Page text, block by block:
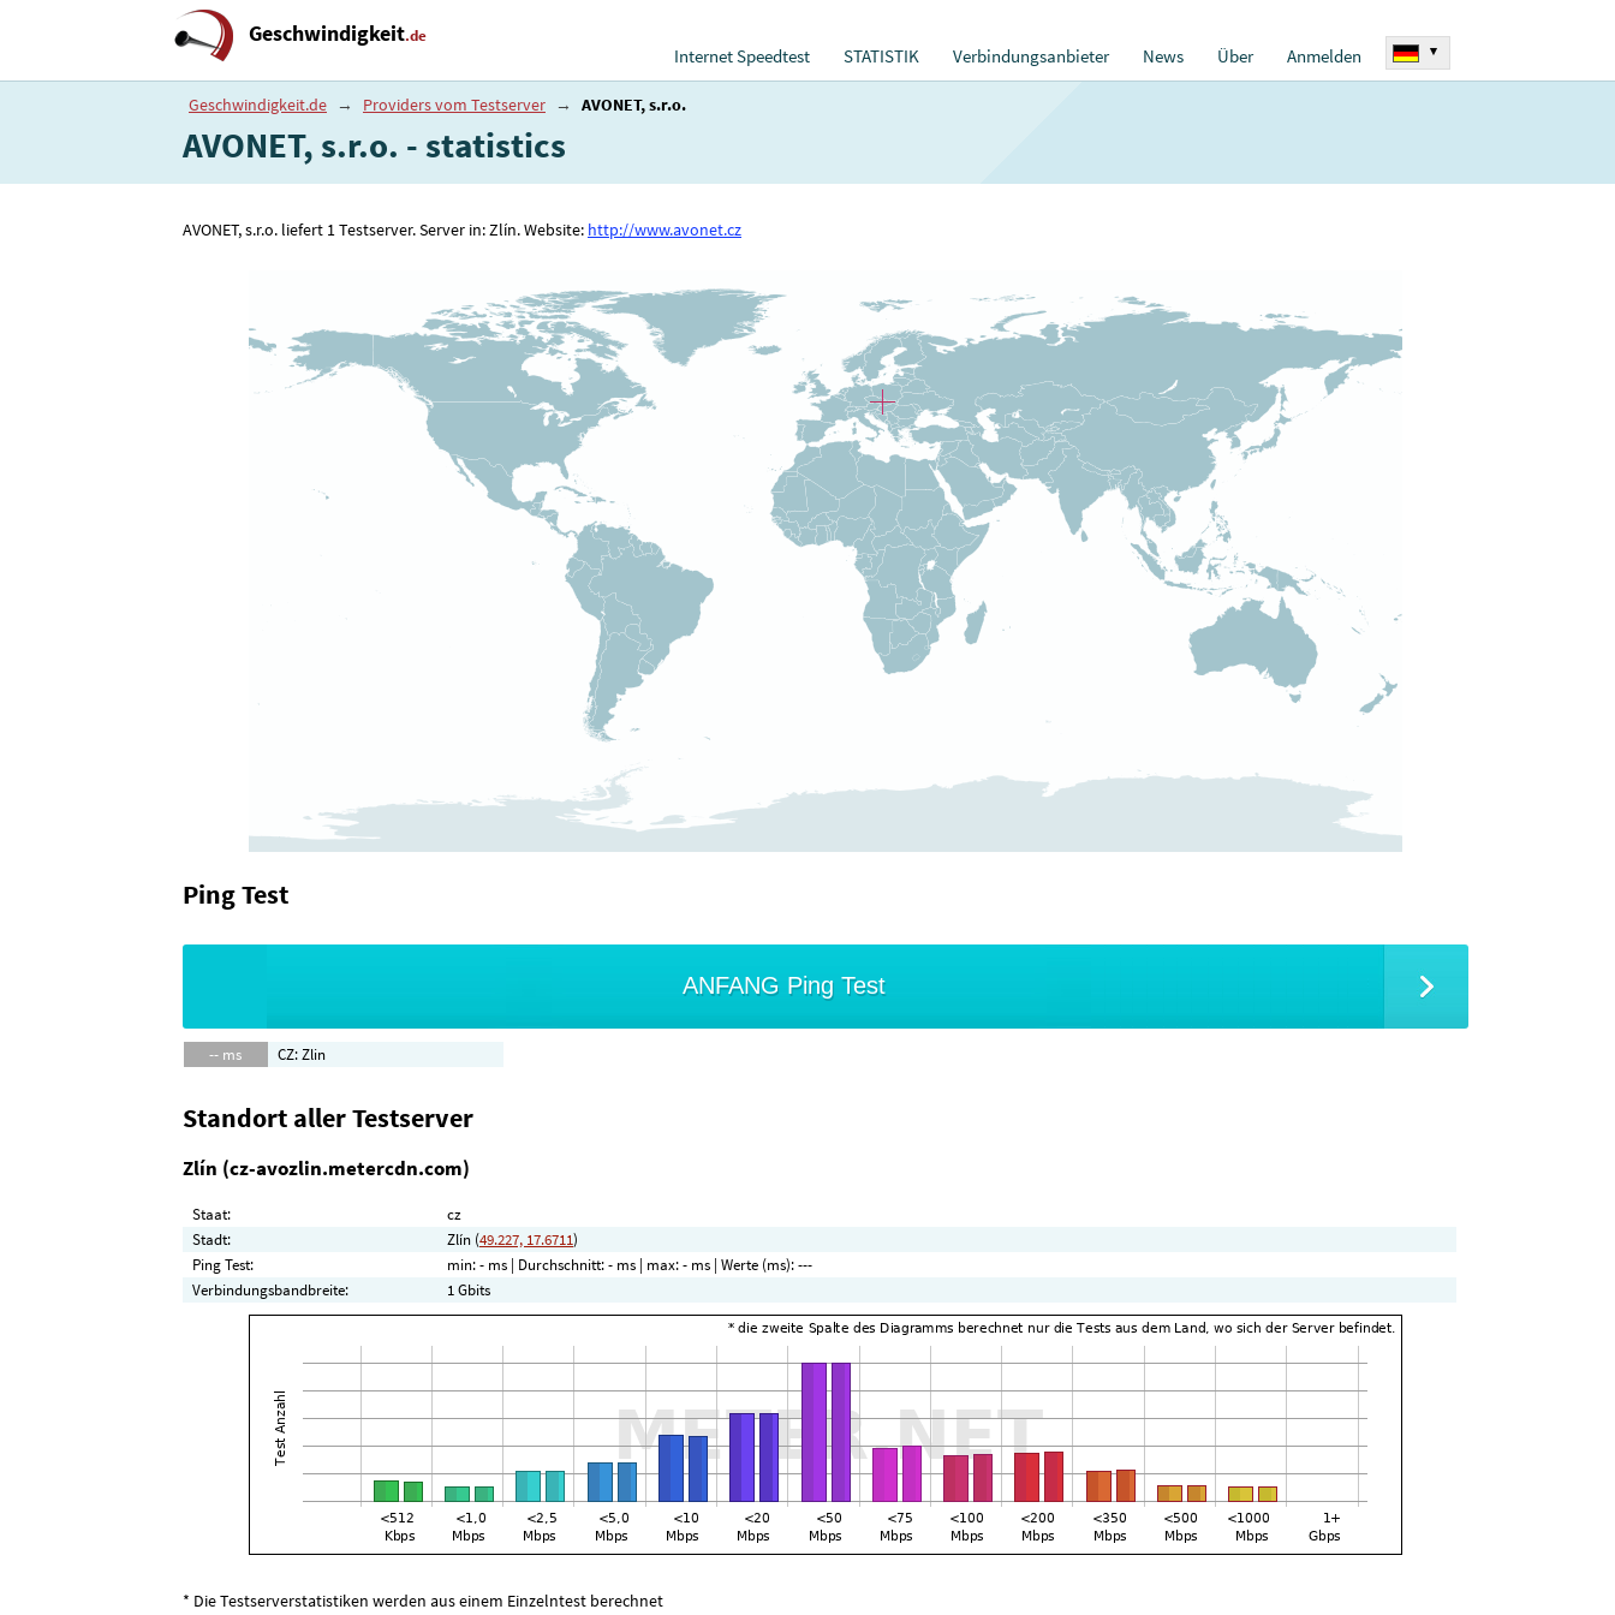
Geschwindigkeit.de
Internet Speedtest STATISTIK Verbindungsanbieter News Über Anmelden ▾
Geschwindigkeit.de → Providers vom Testserver → AVONET, s.r.o.
AVONET, s.r.o. - statistics
AVONET, s.r.o. liefert 1 Testserver. Server in: Zlín. Website: http://www.avonet.cz
Ping Test
ANFANG Ping Test
-- ms CZ: Zlin
Standort aller Testserver
Zlín (cz-avozlin.metercdn.com)
Staat:
cz
Stadt:
Zlín (49.227, 17.6711)
Ping Test:
min:- ms | Durchschnitt:- ms | max:- ms | Werte (ms):---
Verbindungsbandbreite:
1 Gbits
* Die Testserverstatistiken werden aus einem Einzelntest berechnet